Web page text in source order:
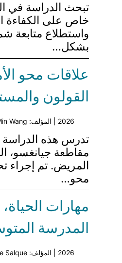
بشكل…
علاقات محو
القولون
2026 | المؤلف: Min Wang وآخرون | المجلة:
مقاطعة جيانغسو،
محو…
مهارات
المدرسة المتوسطة:
2026 | المؤلف: Corélie Salque وآخرون | المجلة: